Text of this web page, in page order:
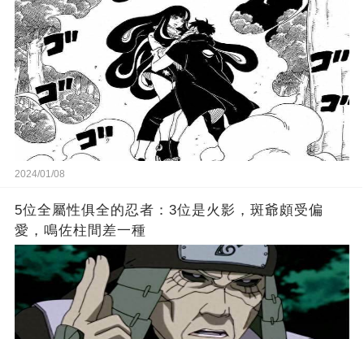
2024/01/08
5位全屬性俱全的忍者：3位是火影，斑爺頗受偏
愛，鳴佐柱間差一種